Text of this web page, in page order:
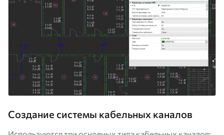
Создание системы кабельных каналов